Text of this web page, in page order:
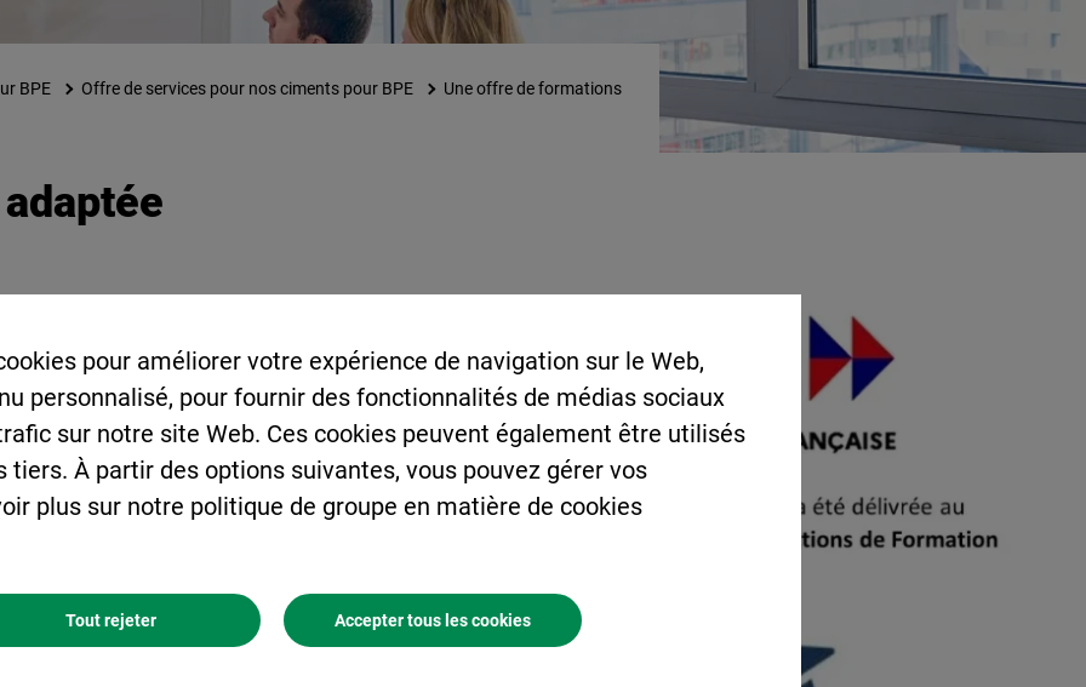
BPE Offre de services pour nos ciments pour BPE
Une offre de formations
Prêt à l’Emploi ou de la Préfabrication et vous
et renforcer vos compétences ?
certifié Qualiopi, vous propose différents
du béton,du ciment, des granulats, des
des matières premières dans le béton.
impacts environnementaux des produits de
environnementales.
de vos clients.
pour améliorer votre expérience de navigation sur le Web,
personnalisé, pour fournir des fonctionnalités de médias sociaux
sur notre site Web. Ces cookies peuvent également être utilisés
tiers. À partir des options suivantes, vous pouvez gérer vos
plus sur notre politique de groupe en matière de cookies
Accepter tous les cookies
Tout rejeter